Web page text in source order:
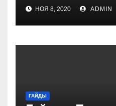
НОЯ 8, 2020 ADMIN
ГАЙДЫ